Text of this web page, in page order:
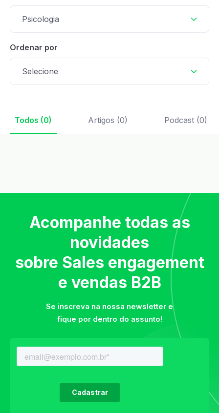
Psicologia
Ordenar por
Selecione
Todos (0) Artigos (0) Podcast (0)
Acompanhe todas as
novidades
sobre Sales engagement
e vendas B2B
Se inscreva na nossa newsletter e
fique por dentro do assunto!